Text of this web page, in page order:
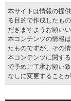
本サイトは情報の提
る目的で作成したも
だきますようお願いい
本コンテンツの情報
たものですが、その
本コンテンツに関す
で予めご了承お願い
なしに変更することが